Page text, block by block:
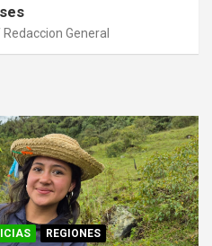
Redaccion General
REGIONES